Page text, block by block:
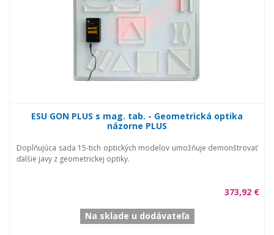
ESU GON PLUS s mag. tab. - Geometrická optika
názorne PLUS
Doplňujúca sada 15-tich optických modelov umožňuje demonštrovať
ďalšie javy z geometrickej optiky.
373,92 €
Na sklade u dodávateľa